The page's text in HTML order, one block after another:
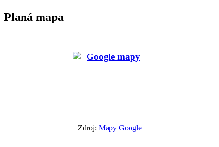
Planá mapa
Zdroj: Mapy Google